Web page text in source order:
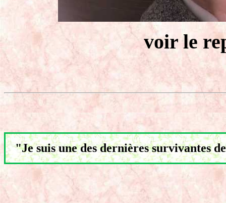
voir le
"Je suis une des dernières survivantes